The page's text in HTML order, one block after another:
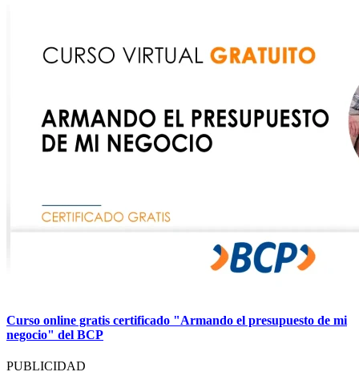
Curso online gratis certificado "Armando el presupuesto de mi
negocio" del BCP
PUBLICIDAD